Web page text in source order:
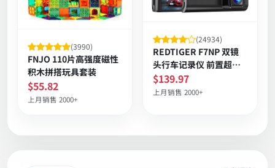
(3990)
FNJO 110片高强度磁性
积木拼搭玩具套装
$55.82
上月销售 2000+
(24934)
REDTIGER F7NP 双镜
头行车记录仪 前置超清
四千像素 后置高清 170
度广角 夜视 GPS 24小时
$139.97
上月销售 2000+